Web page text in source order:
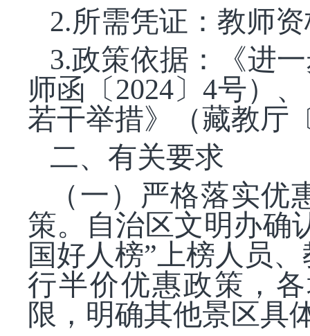
2.所需凭证：教师
3.政策依据：《进
师函〔2024〕4号）
若干举措》（藏教厅
二、有关要求
（一）严格落实优
策。自治区文明办确
国好人榜”上榜人员
行半价优惠政策，
限，明确其他景区具